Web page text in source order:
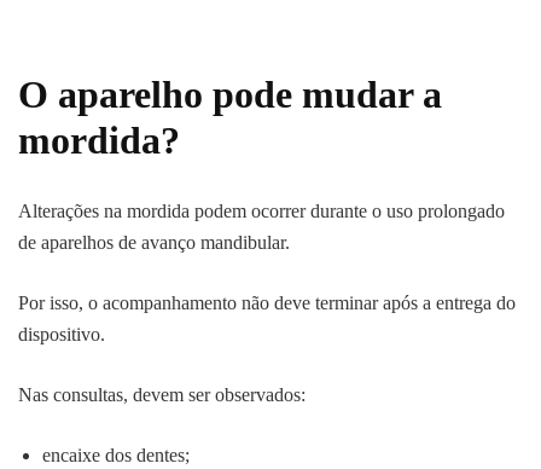
O aparelho pode mudar a
mordida?
Alterações na mordida podem ocorrer durante o uso prolongado
de aparelhos de avanço mandibular.
Por isso, o acompanhamento não deve terminar após a entrega do
dispositivo.
Nas consultas, devem ser observados:
encaixe dos dentes;